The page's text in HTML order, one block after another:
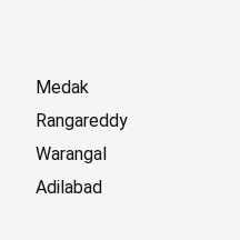
Medak
Rangareddy
Warangal
Adilabad